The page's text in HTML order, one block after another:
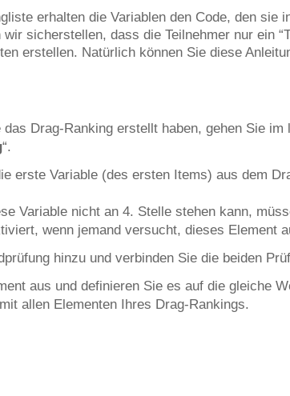
erhalten die Variablen den Code, den sie
sicherstellen, dass die Teilnehmer nur ein
erstellen. Natürlich können Sie diese
Drag-Ranking erstellt haben, gehen Sie im
“.
erste Variable (des ersten Items) aus dem
Variable nicht an 4. Stelle stehen kann,
wenn jemand versucht, dieses Element
hinzu und verbinden Sie die beiden
aus und definieren Sie es auf die gleiche
allen Elementen Ihres Drag-Rankings.